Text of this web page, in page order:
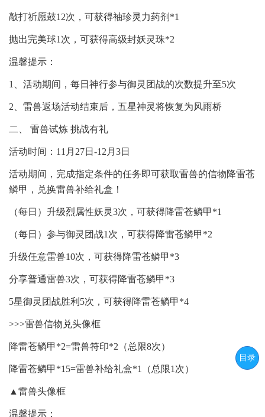
敲打祈愿鼓12次，可获得袖珍灵力药剂*1
抛出完美球1次，可获得高级封妖灵珠*2
温馨提示：
1、活动期间，每日神行参与御灵团战的次数提升至5次
2、雷兽返场活动结束后，五星神灵将恢复为风雨桥
二、 雷兽试炼 挑战有礼
活动时间：11月27日-12月3日
活动期间，完成指定条件的任务即可获取雷兽的信物降雷苍
鳞甲，兑换雷兽补给礼盒！
（每日）升级烈属性妖灵3次，可获得降雷苍鳞甲*1
（每日）参与御灵团战1次，可获得降雷苍鳞甲*2
升级任意雷兽10次，可获得降雷苍鳞甲*3
分享普通雷兽3次，可获得降雷苍鳞甲*3
5星御灵团战胜利5次，可获得降雷苍鳞甲*4
>>>雷兽信物兑头像框
降雷苍鳞甲*2=雷兽符印*2（总限8次）
降雷苍鳞甲*15=雷兽补给礼盒*1（总限1次）
▲雷兽头像框
温馨提示：
目录